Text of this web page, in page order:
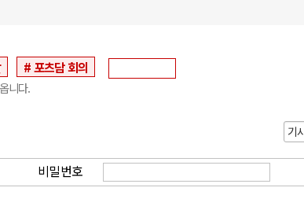
포츠담 회의
니다.
기
비밀번호